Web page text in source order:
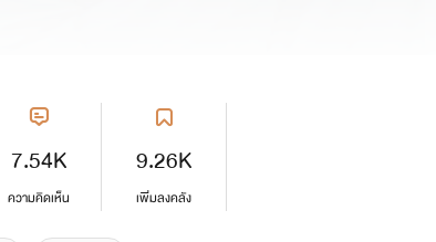
7.54K
ความคิดเห็น
9.26K
เพิ่มลงคลัง